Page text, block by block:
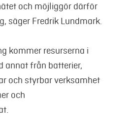
och möjliggör därför
säger Fredrik Lundmark.
kommer resurserna i
annat från batterier,
och styrbar verksamhet
och